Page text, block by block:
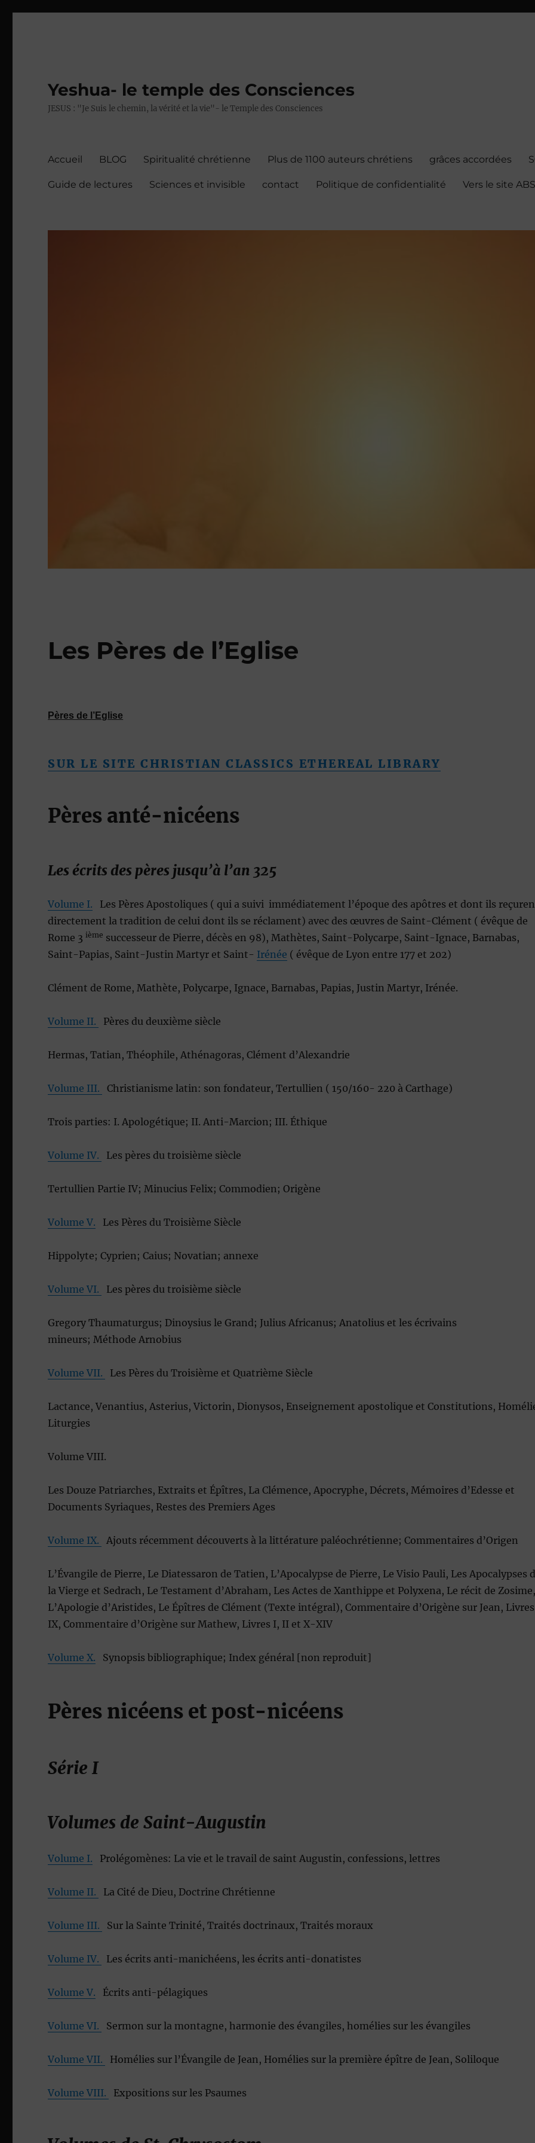
Yeshua- le temple des Consciences
JESUS : "Je Suis le chemin, la vérité et la vie"- le Temple des Consciences
Accueil BLOG Spiritualité chrétienne Plus de 1100 auteurs chrétiens grâces accordées
Guide de lectures Sciences et invisible contact Politique de confidentialité Vers le site
Les Pères de l’Eglise
Pères de l’Eglise
SUR LE SITE CHRISTIAN CLASSICS ETHEREAL LIBRARY
Pères anté-nicéens
Les écrits des pères jusqu’à l’an 325
Volume I. Les Pères Apostoliques ( qui a suivi immédiatement l’époque des apôtres et dont ils
directement la tradition de celui dont ils se réclament) avec des œuvres de Saint-Clément ( évêque de
Rome 3 ième successeur de Pierre, décès en 98), Mathètes, Saint-Polycarpe, Saint-Ignace, Barnabas,
Saint-Papias, Saint-Justin Martyr et Saint- Irénée ( évêque de Lyon entre 177 et 202)
Clément de Rome, Mathète, Polycarpe, Ignace, Barnabas, Papias, Justin Martyr, Irénée.
Volume II. Pères du deuxième siècle
Hermas, Tatian, Théophile, Athénagoras, Clément d’Alexandrie
Volume III. Christianisme latin: son fondateur, Tertullien ( 150/160- 220 à Carthage)
Trois parties: I. Apologétique; II. Anti-Marcion; III. Éthique
Volume IV. Les pères du troisième siècle
Tertullien Partie IV; Minucius Felix; Commodien; Origène
Volume V. Les Pères du Troisième Siècle
Hippolyte; Cyprien; Caius; Novatian; annexe
Volume VI. Les pères du troisième siècle
Gregory Thaumaturgus; Dinoysius le Grand; Julius Africanus; Anatolius et les écrivains
mineurs; Méthode Arnobius
Volume VII. Les Pères du Troisième et Quatrième Siècle
Lactance, Venantius, Asterius, Victorin, Dionysos, Enseignement apostolique et Constitutions,
Liturgies
Volume VIII.
Les Douze Patriarches, Extraits et Épîtres, La Clémence, Apocryphe, Décrets, Mémoires d’Edesse et
Documents Syriaques, Restes des Premiers Ages
Volume IX. Ajouts récemment découverts à la littérature paléochrétienne; Commentaires d’Origen
L’Évangile de Pierre, Le Diatessaron de Tatien, L’Apocalypse de Pierre, Le Visio Pauli, Les Apocalypses
la Vierge et Sedrach, Le Testament d’Abraham, Les Actes de Xanthippe et Polyxena, Le récit de Zosime,
L’Apologie d’Aristides, Le Épîtres de Clément (Texte intégral), Commentaire d’Origène sur Jean, Livres
IX, Commentaire d’Origène sur Mathew, Livres I, II et X-XIV
Volume X. Synopsis bibliographique; Index général [non reproduit]
Pères nicéens et post-nicéens
Série I
Volumes de Saint-Augustin
Volume I. Prolégomènes: La vie et le travail de saint Augustin, confessions, lettres
Volume II. La Cité de Dieu, Doctrine Chrétienne
Volume III. Sur la Sainte Trinité, Traités doctrinaux, Traités moraux
Volume IV. Les écrits anti-manichéens, les écrits anti-donatistes
Volume V. Écrits anti-pélagiques
Volume VI. Sermon sur la montagne, harmonie des évangiles, homélies sur les évangiles
Volume VII. Homélies sur l’Évangile de Jean, Homélies sur la première épître de Jean, Soliloque
Volume VIII. Expositions sur les Psaumes